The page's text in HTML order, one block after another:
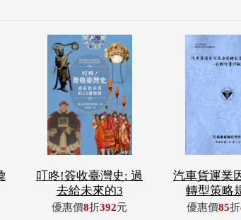
叮咚!簽收臺灣史: 過
去給未來的3
優惠價8折392元
汽車貨運業
轉型策略
優惠價85折